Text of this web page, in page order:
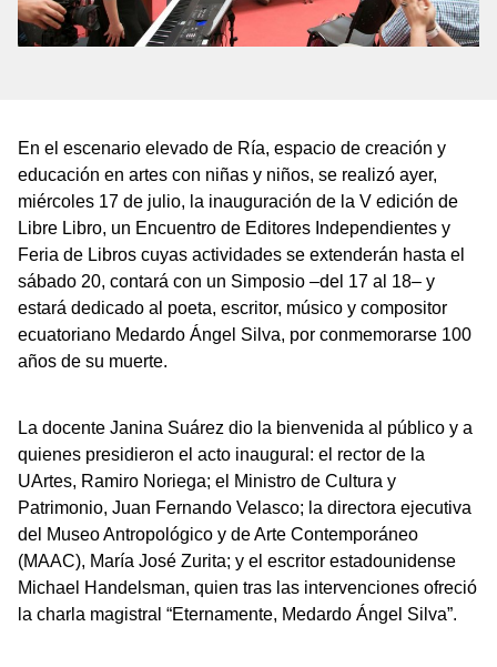
En el escenario elevado de Ría, espacio de creación y
educación en artes con niñas y niños, se realizó ayer,
miércoles 17 de julio, la inauguración de la V edición de
Libre Libro, un Encuentro de Editores Independientes y
Feria de Libros cuyas actividades se extenderán hasta el
sábado 20, contará con un Simposio –del 17 al 18– y
estará dedicado al poeta, escritor, músico y compositor
ecuatoriano Medardo Ángel Silva, por conmemorarse 100
años de su muerte.
La docente Janina Suárez dio la bienvenida al público y a
quienes presidieron el acto inaugural: el rector de la
UArtes, Ramiro Noriega; el Ministro de Cultura y
Patrimonio, Juan Fernando Velasco; la directora ejecutiva
del Museo Antropológico y de Arte Contemporáneo
(MAAC), María José Zurita; y el escritor estadounidense
Michael Handelsman, quien tras las intervenciones ofreció
la charla magistral “Eternamente, Medardo Ángel Silva”.